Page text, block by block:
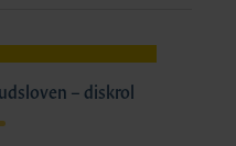
– diskrol